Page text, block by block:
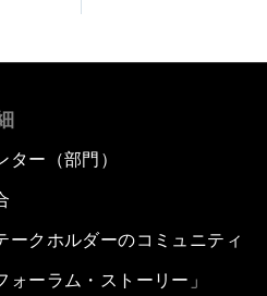
ター（部門）
ークホルダーのコミュニティ
ォーラム・ストーリー」